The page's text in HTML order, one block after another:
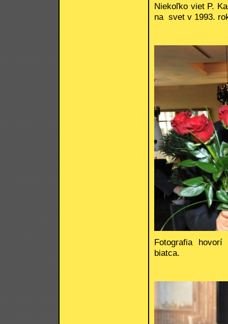
Niekoľko viet P.
na svet v 1993.
Fotografia
biatca.